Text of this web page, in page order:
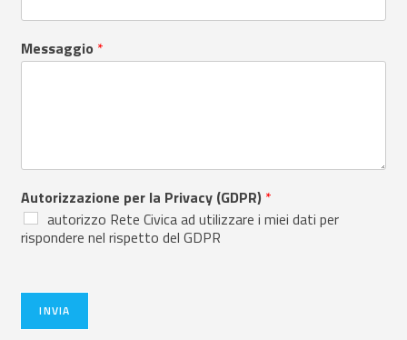
Messaggio *
Autorizzazione per la Privacy (GDPR) *
autorizzo Rete Civica ad utilizzare i miei dati per
rispondere nel rispetto del GDPR
INVIA